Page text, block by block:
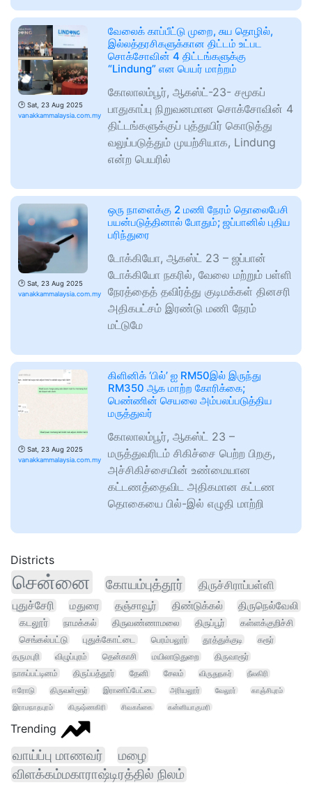
🕑 Sat, 23 Aug 2025
vanakkammalaysia.com.my
வேலைக் காப்பீட்டு முறை, சுய தொழில்,
இல்லத்தரசிகளுக்கான திட்டம் உட்பட
சொக்சோவின் 4 திட்டங்களுக்கு
“Lindung” என பெயர் மாற்றம்
கோலாலம்பூர், ஆகஸ்ட்-23- சமூகப்
பாதுகாப்பு நிறுவனமான சொக்சோவின் 4
திட்டங்களுக்குப் புத்துயிர் கொடுத்து
வலுப்படுத்தும் முயற்சியாக, Lindung
என்ற பெயரில்
🕑 Sat, 23 Aug 2025
vanakkammalaysia.com.my
ஒரு நாளைக்கு 2 மணி நேரம் தொலைபேசி
பயன்படுத்தினால் போதும்; ஜப்பானில் புதிய
பரிந்துரை
டோக்கியோ, ஆகஸ்ட் 23 – ஜப்பான்
டோக்கியோ நகரில், வேலை மற்றும் பள்ளி
நேரத்தைத் தவிர்த்து குடிமக்கள் தினசரி
அதிகபட்சம் இரண்டு மணி நேரம்
மட்டுமே
🕑 Sat, 23 Aug 2025
vanakkammalaysia.com.my
கிளினிக் ‘பில்’ ஐ RM50இல் இருந்து
RM350 ஆக மாற்ற கோரிக்கை;
பெண்ணின் செயலை அம்பலப்படுத்திய
மருத்துவர்
கோலாலம்பூர், ஆகஸ்ட் 23 –
மருத்துவரிடம் சிகிச்சை பெற்ற பிறகு,
அச்சிகிச்சையின் உண்மையான
கட்டணத்தைவிட அதிகமான கட்டண
தொகையை பில்-இல் எழுதி மாற்றி
Districts
சென்னை கோயம்புத்தூர்
திருச்சிராப்பள்ளி
புதுச்சேரி
மதுரை தஞ்சாவூர் திண்டுக்கல் திருநெல்வேலி
கடலூர் நாமக்கல் திருவண்ணாமலை திருப்பூர் கள்ளக்குறிச்சி
செங்கல்பட்டு புதுக்கோட்டை பெரம்பலூர் தூத்துக்குடி
கரூர்
தருமபுரி
விழுப்புரம் தென்காசி மயிலாடுதுறை
திருவாரூர்
நாகப்பட்டினம்
திருப்பத்தூர் தேனி சேலம் விருதுநகர்
நீலகிரி
ஈரோடு
திருவள்ளூர் இராணிப்பேட்டை அரியலூர் வேலூர்
காஞ்சிபுரம்
இராமநாதபுரம்
கிருஷ்ணகிரி சிவகங்கை கன்னியாகுமரி
Trending
வாய்ப்பு மாணவர் மழை
விளக்கம்மகாராஷ்டிரத்தில் நிலம்